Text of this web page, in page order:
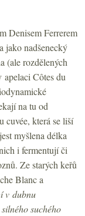
Denisem Ferrerem
jako nadšenecký
(ale rozdělených
Côtes du
na tu od
cuvée, která se liší
myšlena délka
i fermentují či
Ze starých keřů
Blanc a
v dubnu
suchého